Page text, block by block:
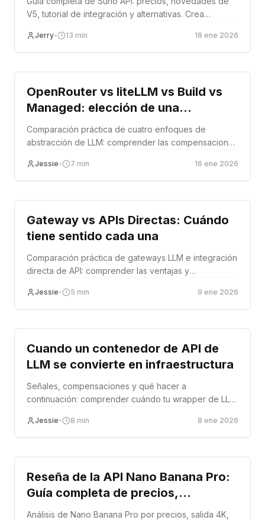
V5, tutorial de integración y alternativas. Crea
Jerry• 13 min 18 ene 2026
Tutorial
OpenRouter vs liteLLM vs Build vs
Managed: elección de una
estrategia de abstracción de LLM
Comparación práctica de cuatro enfoques de
abstracción de LLM: comprender las compensaciones
Jessie• 7 min 16 ene 2026
Tutorial
Gateway vs APIs Directas: Cuándo
tiene sentido cada una
Comparación práctica de gateways LLM e integración
directa de API: comprender las ventajas y
Jessie• 5 min 9 ene 2026
Tutorial
Cuando un contenedor de API de
LLM se convierte en infraestructura
Señales, compensaciones y qué hacer a
continuación: comprender cuándo tu wrapper de LLM
decisiones suelen enfrentar los equipos.
Jessie• 8 min 8 ene 2026
Tutorial
Reseña de la API Nano Banana Pro:
Guía completa de precios,
funciones e integración (2026)
Análisis de Nano Banana Pro por precios, salida 4K,